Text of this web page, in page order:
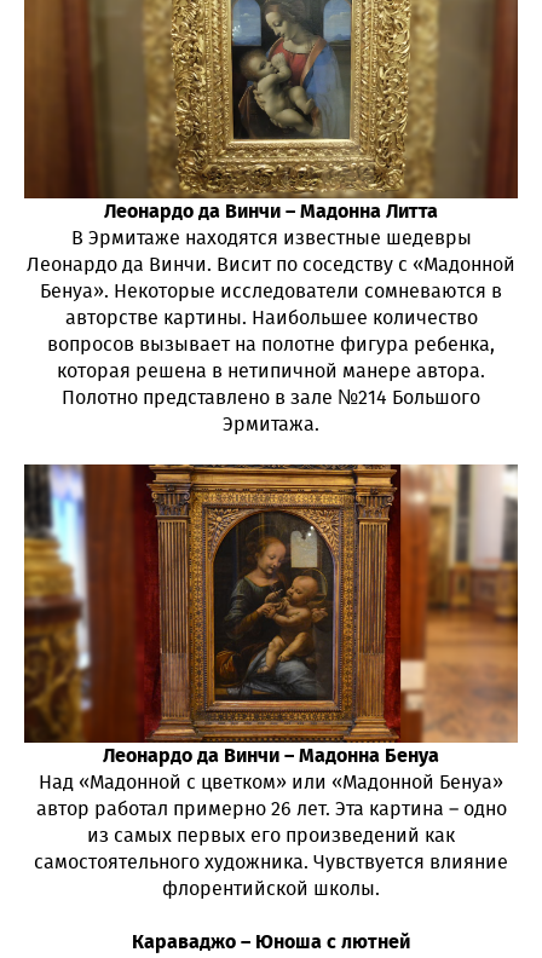
Леонардо да Винчи – Мадонна Литта
В Эрмитаже находятся известные шедевры
Леонардо да Винчи. Висит по соседству с «Мадонной
Бенуа». Некоторые исследователи сомневаются в
авторстве картины. Наибольшее количество
вопросов вызывает на полотне фигура ребенка,
которая решена в нетипичной манере автора.
Полотно представлено в зале №214 Большого
Эрмитажа.
Леонардо да Винчи – Мадонна Бенуа
Над «Мадонной с цветком» или «Мадонной Бенуа»
автор работал примерно 26 лет. Эта картина – одно
из самых первых его произведений как
самостоятельного художника. Чувствуется влияние
флорентийской школы.
Караваджо – Юноша с лютней